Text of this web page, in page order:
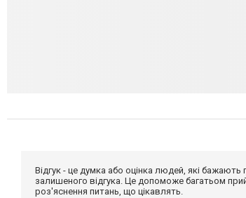
Відгук - це думка або оцінка людей, які
залишеного відгука. Це допоможе багатьом
роз'яснення питань, що цікавлять.